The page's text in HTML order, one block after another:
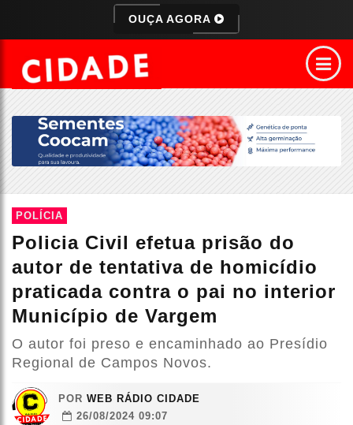
OUÇA AGORA
POLÍCIA
Policia Civil efetua prisão do
autor de tentativa de homicídio
praticada contra o pai no interior
Município de Vargem
O autor foi preso e encaminhado ao Presídio
Regional de Campos Novos.
POR WEB RÁDIO CIDADE
26/08/2024 09:07